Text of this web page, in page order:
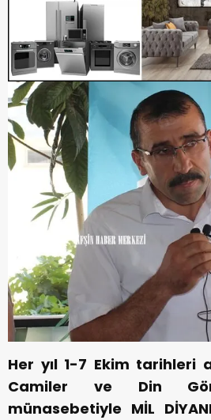
Her yıl 1-7 Ekim tarihleri
Camiler ve Din
münasebetiyle MİL